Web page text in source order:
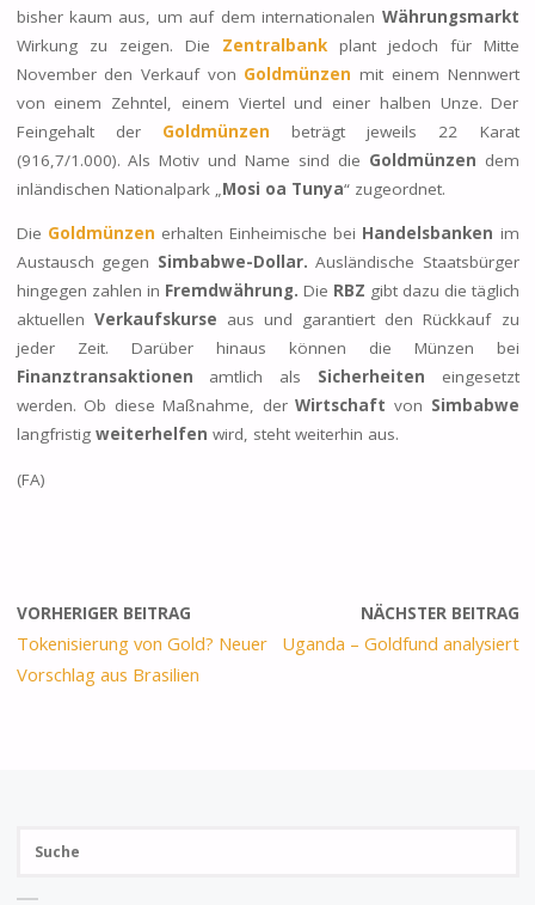
bisher kaum aus, um auf dem internationalen Währungsmarkt
Wirkung zu zeigen. Die Zentralbank plant jedoch für Mitte
November den Verkauf von Goldmünzen mit einem Nennwert
von einem Zehntel, einem Viertel und einer halben Unze. Der
Feingehalt der Goldmünzen
beträgt jeweils 22 Karat
(916,7/1.000). Als Motiv und Name sind die Goldmünzen dem
inländischen Nationalpark „Mosi oa Tunya“ zugeordnet.
Die Goldmünzen erhalten Einheimische bei Handelsbanken im
Austausch gegen Simbabwe-Dollar. Ausländische Staatsbürger
hingegen zahlen in Fremdwährung. Die RBZ gibt dazu die täglich
aktuellen Verkaufskurse aus und garantiert den Rückkauf zu
jeder Zeit. Darüber hinaus können die Münzen bei
Finanztransaktionen amtlich als Sicherheiten eingesetzt
werden. Ob diese Maßnahme, derWirtschaft von Simbabwe
langfristig weiterhelfen wird, steht weiterhin aus.
(FA)
VORHERIGER BEITRAG
Tokenisierung von Gold? Neuer
Vorschlag aus Brasilien
NÄCHSTER BEITRAG
Uganda – Goldfund analysiert